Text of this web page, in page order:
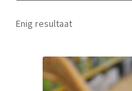
Nieuw
Koningsdag
Enig resultaat